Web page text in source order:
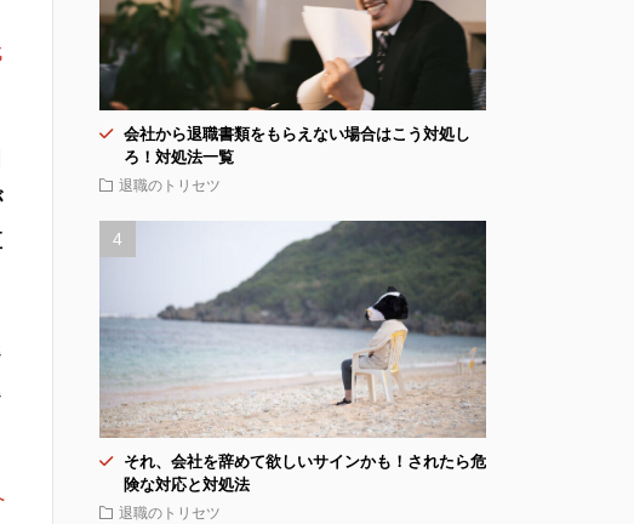
会社から退職書類をもらえない場合はこう対処し
ろ！対処法一覧
退職のトリセツ
それ、会社を辞めて欲しいサインかも！されたら危
険な対応と対処法
退職のトリセツ